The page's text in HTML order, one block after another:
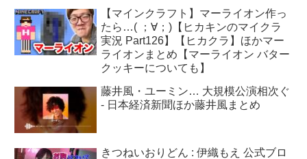
【マインクラフト】マーライオン作っ
たら…( ；∀；)【ヒカキンのマイクラ
実況 Part126】【ヒカクラ】ほかマー
ライオンまとめ【マーライオン バター
クッキーについても】
藤井風・ユーミン… 大規模公演相次ぐ
- 日本経済新聞ほか藤井風まとめ
きつねいおりどん : 伊織もえ 公式ブロ